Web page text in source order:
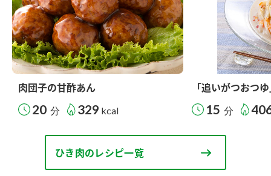
肉団子の甘酢あん
20 分 329 kcal
「追いがつおつ
15 分
ひき肉のレシピ一覧